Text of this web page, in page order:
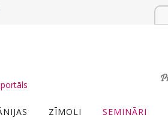
ZĪMOLI SEMINĀRI